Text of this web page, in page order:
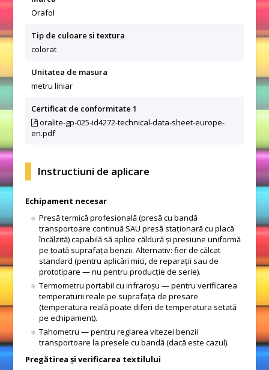
Orafol
Tip de culoare si textura
colorat
Unitatea de masura
metru liniar
Certificat de conformitate 1
oralite-gp-025-id4272-technical-data-sheet-europe-
en.pdf
Instructiuni de aplicare
Echipament necesar
Presă termică profesională (presă cu bandă
transportoare continuă SAU presă staționară cu placă
încălzită) capabilă să aplice căldură și presiune uniformă
pe toată suprafața benzii. Alternativ: fier de călcat
standard (pentru aplicări mici, de reparații sau de
prototipare — nu pentru producție de serie).
Termometru portabil cu infraroșu — pentru verificarea
temperaturii reale pe suprafața de presare
(temperatura reală poate diferi de temperatura setată
pe echipament).
Tahometru — pentru reglarea vitezei benzii
transportoare la presele cu bandă (dacă este cazul).
Pregătirea și verificarea textilului